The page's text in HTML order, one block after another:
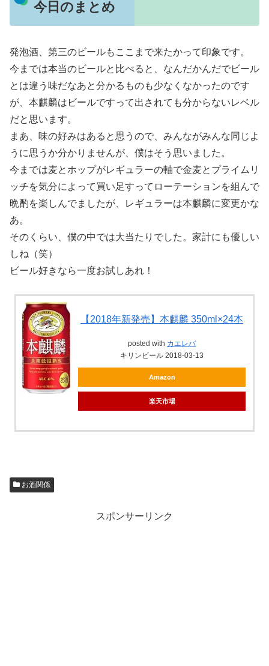
今日のまとめ
発泡酒、第三のビールもここまで来たかって印象です。
今までは本当のビールと比べると、なんだかんだでビール
とは違う味だなあと分かるものも少なくなかったのです
が、本麒麟はビールですって出されても分からないレベル
だと思います。
まあ、味の好みはあると思うので、みんながみんな同じよ
うに思うか分かりませんが、僕はそう思いました。
今までは麦とホップがレギュラーの軸で金麦とプライムリ
ッチを気分によって買い足すってローテーションを組んで
晩酌を楽しんでましたが、レギュラーは本麒麟に変更かな
あ。
そのくらい、僕の中では大当たりでした。家計にも優しい
しね（笑）
ビール好きなら一度お試しあれ！
【2018年新発売】本麒麟 350ml×24本
posted with カエレバ
キリンビール 2018-03-13
Amazon
楽天市場
お酒関係
スポンサーリンク